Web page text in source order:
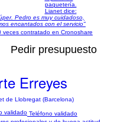
paquetería.
Lianet dice:
Pedro es muy cuidadoso,
encantados con el servicio"
veces contratado en Cronoshare
Pedir presupuesto
Erreyes
de Llobregat (Barcelona)
Teléfono validado